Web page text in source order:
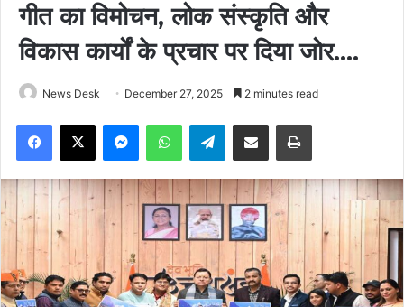
गीत का विमोचन, लोक संस्कृति और
विकास कार्यों के प्रचार पर दिया जोर….
News Desk December 27, 2025 2 minutes read
Facebook
X MessengerWhatsAppTelegramShare via Email Print